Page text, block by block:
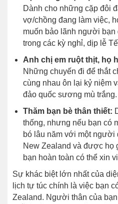
Dành cho những cặp đôi
vợ/chồng đang làm việc,
muốn bảo lãnh người
trong các kỳ nghỉ, dịp lễ
Anh chị em ruột thịt, họ
Những chuyến đi để thắt
cùng nhau ôn lại kỷ niệm
đảo quốc sương mù trắng.
Thăm bạn bè thân thiết:
thống, nhưng nếu bạn có
bó lâu năm với một người
New Zealand và được họ
bạn hoàn toàn có thể xin
Sự khác biệt lớn nhất của
lịch tự túc chính là việc bạn
Zealand. Người thân của